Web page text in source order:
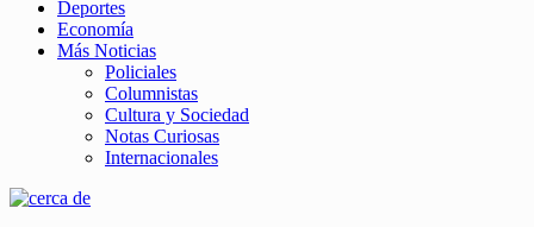
Deportes
Economía
Más Noticias
Policiales
Columnistas
Cultura y Sociedad
Notas Curiosas
Internacionales